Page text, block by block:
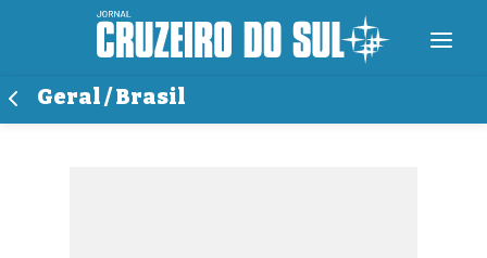
Geral / Brasil